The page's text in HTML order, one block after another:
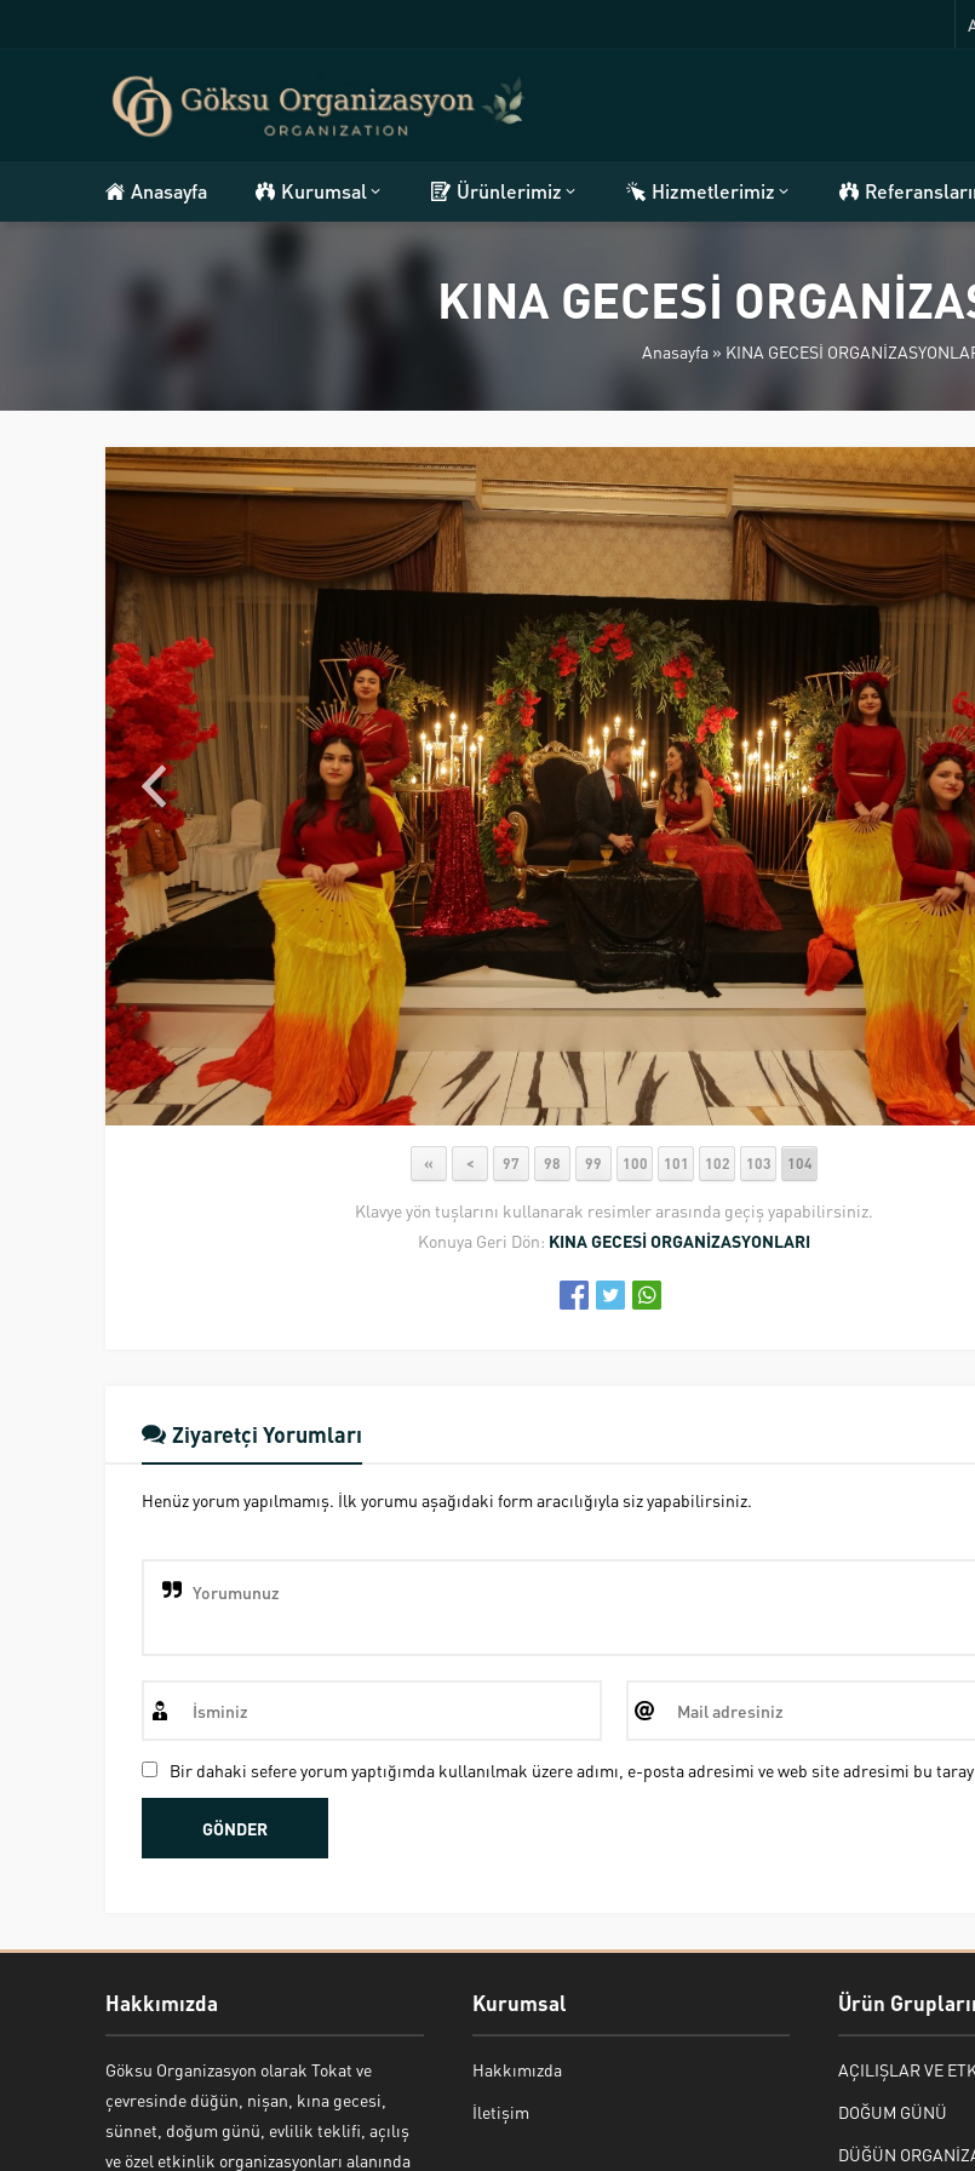
Anasayfa Kurumsal Ürünlerimiz Hizmetlerimiz
KINA GECESİ
Anasayfa » KINA GECESİ
« < 97 98 99 100 101 102 103 104
Klavye yön tuşlarını kullanarak resimler arasında geçiş yapabilirsiniz.
Konuya Geri Dön: KINA GECESİ ORGANİZASYONLARI
Ziyaretçi Yorumları
Henüz yorum yapılmamış. İlk yorumu aşağıdaki form aracılığıyla siz yapabilirsiniz.
Bir dahaki sefere yorum yaptığımda kullanılmak üzere adımı, e-posta adresimi ve web site adresimi bu
Hakkımızda
Göksu Organizasyon olarak Tokat ve
çevresinde düğün, nişan, kına gecesi,
sünnet, doğum günü, evlilik teklifi, açılış
ve özel etkinlik organizasyonları alanında
Kurumsal
Hakkımızda
İletişim
Ürün
AÇILIŞLAR VE
DOĞUM GÜNÜ
DÜĞÜN
Bekir Kiper